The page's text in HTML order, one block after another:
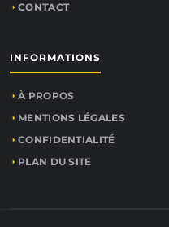
CONTACT
INFORMATIONS
À PROPOS
MENTIONS LÉGALES
CONFIDENTIALITÉ
PLAN DU SITE